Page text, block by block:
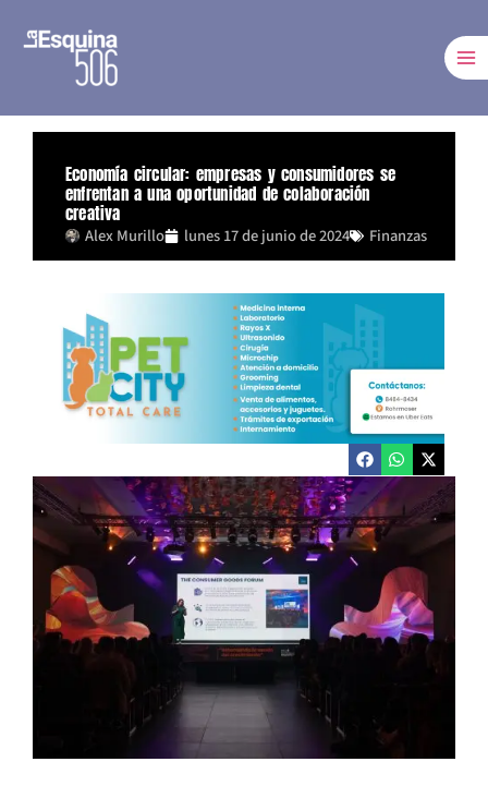
Economía circular: empresas y consumidores se
enfrentan a una oportunidad de colaboración
creativa
Alex Murillo lunes 17 de junio de 2024 Finanzas